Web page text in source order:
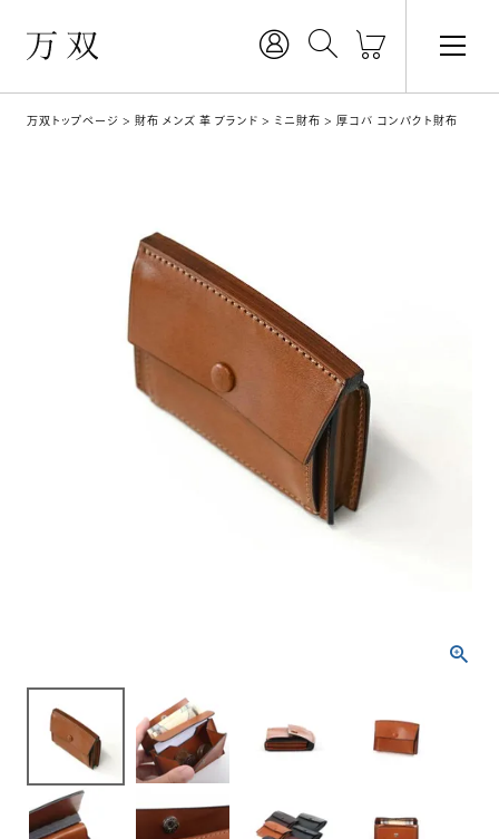
万双トップページ 財布 メンズ 革 ブランド ミニ財布 厚コバ コンパクト財布